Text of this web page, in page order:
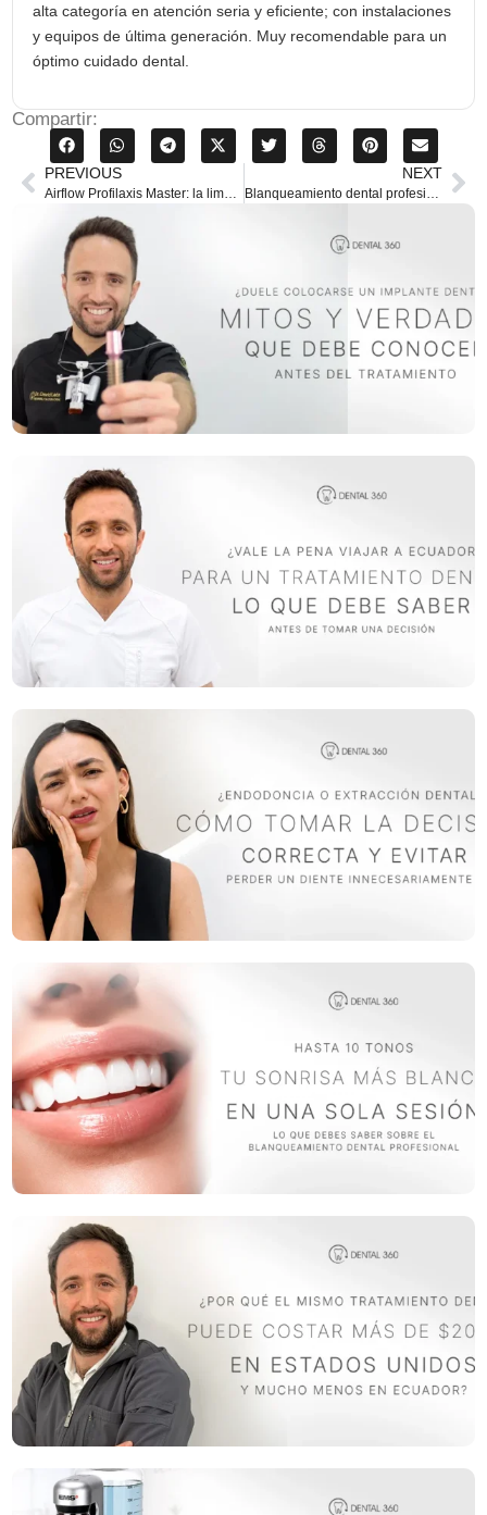
alta categoría en atención seria y eficiente; con instalaciones
y equipos de última generación. Muy recomendable para un
óptimo cuidado dental.
Compartir:
PREVIOUS NEXT